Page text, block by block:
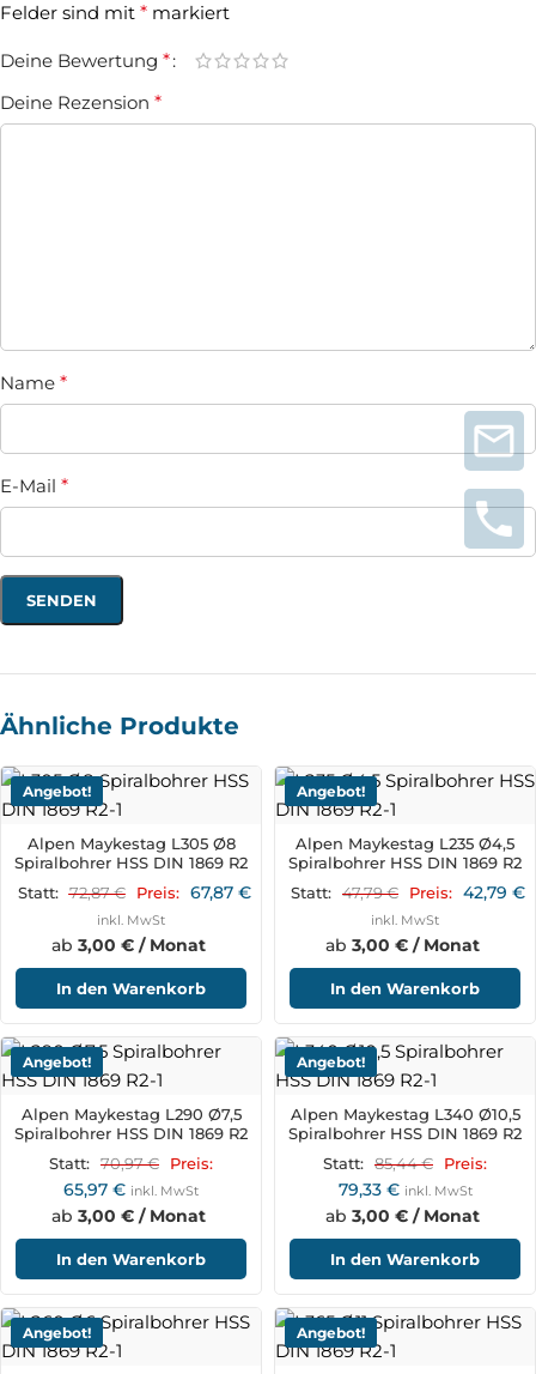
Felder sind mit * markiert
Deine Bewertung *
Deine Rezension *
Name *
E-Mail *
Ähnliche Produkte
Angebot!
Alpen Maykestag L305 Ø8
Spiralbohrer HSS DIN 1869 R2
Statt: 72,87€ Preis: 67,87 €
inkl. MwSt
ab 3,00 € / Monat
In den Warenkorb
Angebot!
Alpen Maykestag L235 Ø4,5
Spiralbohrer HSS DIN 1869 R2
Statt: 47,79€ Preis: 42,79 €
inkl. MwSt
ab 3,00 € / Monat
In den Warenkorb
Angebot!
Alpen Maykestag L290 Ø7,5
Spiralbohrer HSS DIN 1869 R2
Statt: 70,97€ Preis:
65,97 € inkl. MwSt
ab 3,00 € / Monat
In den Warenkorb
Angebot!
Alpen Maykestag L340 Ø10,5
Spiralbohrer HSS DIN 1869 R2
Statt: 85,44€ Preis:
79,33 € inkl. MwSt
ab 3,00 € / Monat
In den Warenkorb
Angebot! Angebot!